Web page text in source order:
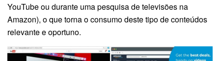
YouTube ou durante uma pesquisa de televisões na
Amazon), o que torna o consumo deste tipo de conteúdos
relevante e oportuno.